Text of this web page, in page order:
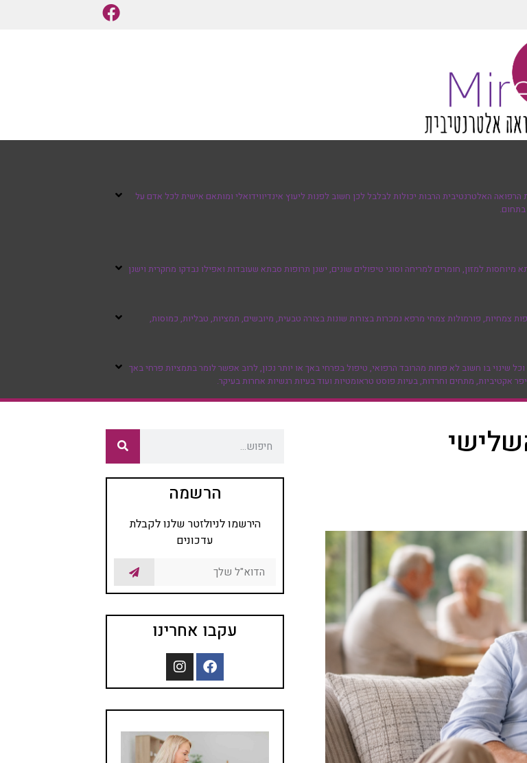
האלטרנטיבית הרבות יכולות לבלבל לכן חשוב לפנות ליעוץ אינדיווידואלי ומותאם אישית לכל אדם על
למזון, חומרים למריחה וסוגי טיפולים שונים, ישנן תרופות סבתא שעובדות ואפילו נבדקו מחקרית וישנן
פורמולות צמחי מרפא נמכרות בצורות שונות בצורה טבעית, מיובשים, תמציות, טבליות, כמוסות,
בו חשוב לא פחות מהרובד הרפואי, טיפול בפרחי באך או יותר נכון, לרוב אפשר לומר בתמציות פרחי באך
אקטיביות, מתחים וחרדות, בעיות פוסט טראומטיות ועוד בעיות רגשיות אחרות בעיקר.
הרשמה
הירשמו לניולזטר שלנו לקבלת
עדכונים
עקבו אחרינו